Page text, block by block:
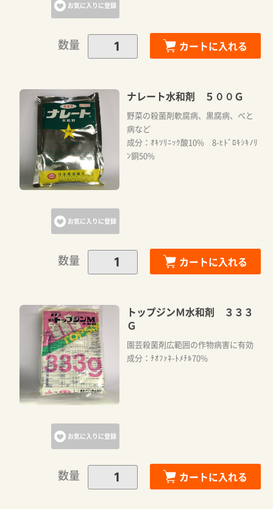
お気に入りに登録
数量 カートに入れる
お気に入りに登録
ナレート水和剤 ５００Ｇ
野菜の殺菌剤軟腐病、黒腐病、べと
病など
成分：ｵｷｿﾘﾆｯｸ酸10% 8-ﾋﾄﾞﾛｷｼｷﾉﾘ
ﾝ銅50%
数量 カートに入れる
お気に入りに登録
トップジンＭ水和剤 ３３３
Ｇ
園芸殺菌剤広範囲の作物病害に有効
成分：ﾁｵﾌｧﾈ-ﾄﾒﾁﾙ70%
数量 カートに入れる